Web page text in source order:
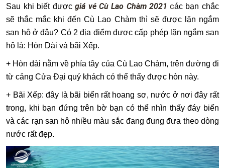
Sau khi biết đượcgiá vé Cù Lao Chàm 2021 các bạn chắc
sẽ thắc mắc khi đến Cù Lao Chàm thì sẽ được lặn ngắm
san hô ở đâu? Có 2 địa điểm được cấp phép lặn ngắm san
hô là: Hòn Dài và bãi Xếp.
+ Hòn dài nằm về phía tây của Cù Lao Chàm, trên đường đi
từ cảng Cửa Đại quý khách có thể thấy được hòn này.
+ Bãi Xếp: đây là bãi biển rất hoang sơ, nước ở nơi đây rất
trong, khi bạn đứng trên bờ bạn có thể nhìn thấy đáy biển
và các rạn san hô nhiều màu sắc đang đung đưa theo dòng
nước rất đẹp.